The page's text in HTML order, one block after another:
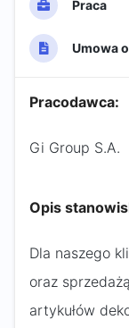
Praca
Umowa
Pracodawca:
Gi Group S.A.
Opis
Dla naszego
oraz
artykułów